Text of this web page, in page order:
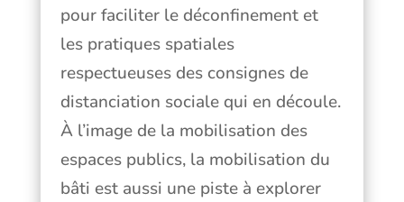
pour faciliter le déconfinement et
les pratiques spatiales
respectueuses des consignes de
distanciation sociale qui en découle.
À l’image de la mobilisation des
espaces publics, la mobilisation du
bâti est aussi une piste à explorer